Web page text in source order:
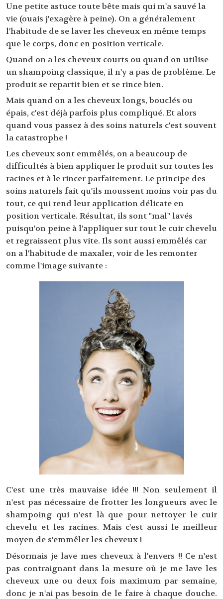
Une petite astuce toute bête mais qui m'a sauvé la
vie (ouais j'exagère à peine). On a généralement
l'habitude de se laver les cheveux en même temps
que le corps, donc en position verticale.
Quand on a les cheveux courts ou quand on utilise
un shampoing classique, il n'y a pas de problème. Le
produit se repartit bien et se rince bien.
Mais quand on a les cheveux longs, bouclés ou
épais, c'est déjà parfois plus compliqué. Et alors
quand vous passez à des soins naturels c'est souvent
la catastrophe !
Les cheveux sont emmêlés, on a beaucoup de
difficultés à bien appliquer le produit sur toutes les
racines et à le rincer parfaitement. Le principe des
soins naturels fait qu'ils moussent moins voir pas du
tout, ce qui rend leur application délicate en
position verticale. Résultat, ils sont "mal" lavés
puisqu'on peine à l'appliquer sur tout le cuir chevelu
et regraissent plus vite. Ils sont aussi emmêlés car
on a l'habitude de maxaler, voir de les remonter
comme l'image suivante :
C'est une très mauvaise idée !!! Non seulement il
n'est pas nécessaire de frotter les longueurs avec le
shampoing qui n'est là que pour nettoyer le cuir
chevelu et les racines. Mais c'est aussi le meilleur
moyen de s'emmêler les cheveux !
Désormais je lave mes cheveux à l'envers !! Ce n'est
pas contraignant dans la mesure où je me lave les
cheveux une ou deux fois maximum par semaine,
donc je n'ai pas besoin de le faire à chaque douche.